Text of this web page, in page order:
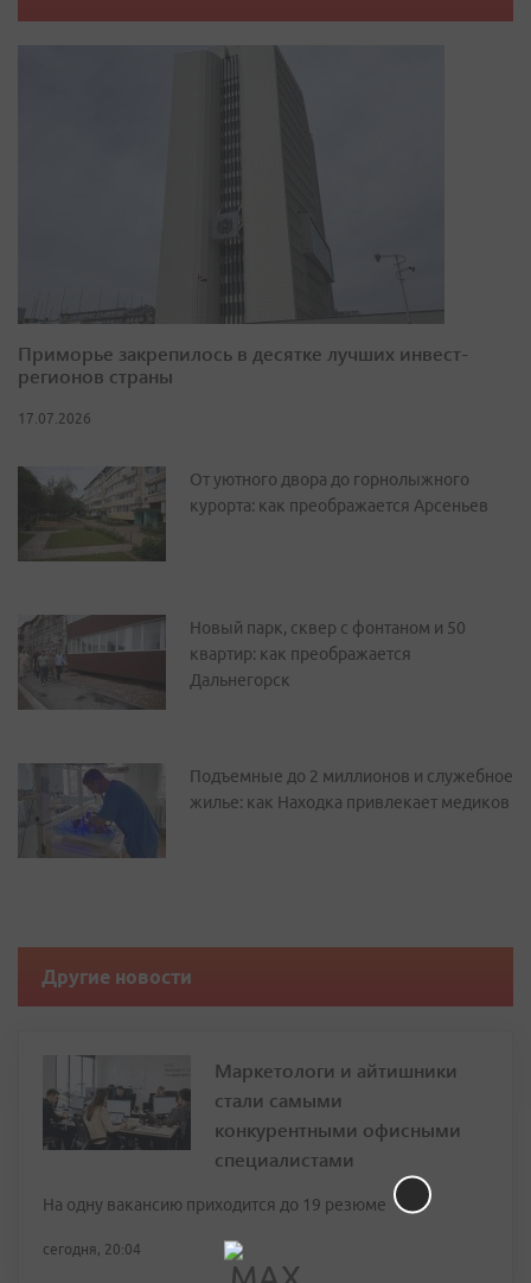
Приморье закрепилось в десятке лучших инвест-
регионов страны
17.07.2026
От уютного двора до горнолыжного
курорта: как преображается Арсеньев
Новый парк, сквер с фонтаном и 50
квартир: как преображается
Дальнегорск
Подъемные до 2 миллионов и служебное
жилье: как Находка привлекает медиков
Другие новости
Маркетологи и айтишники
стали самыми
конкурентными офисными
специалистами
На одну вакансию приходится до 19 резюме
сегодня, 20:04